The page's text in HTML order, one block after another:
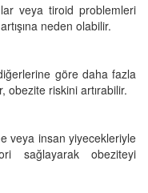
veya tiroid problemleri
neden olabilir.
göre daha fazla
obezite riskini artırabilir.
veya insan yiyecekleriyle
sağlayarak obeziteyi